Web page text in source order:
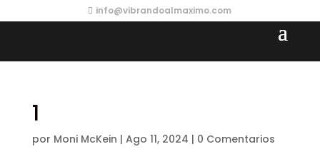
info@vibrandoalmaximo.com
1
por Moni McKein | Ago 11, 2024 | 0 Comentarios